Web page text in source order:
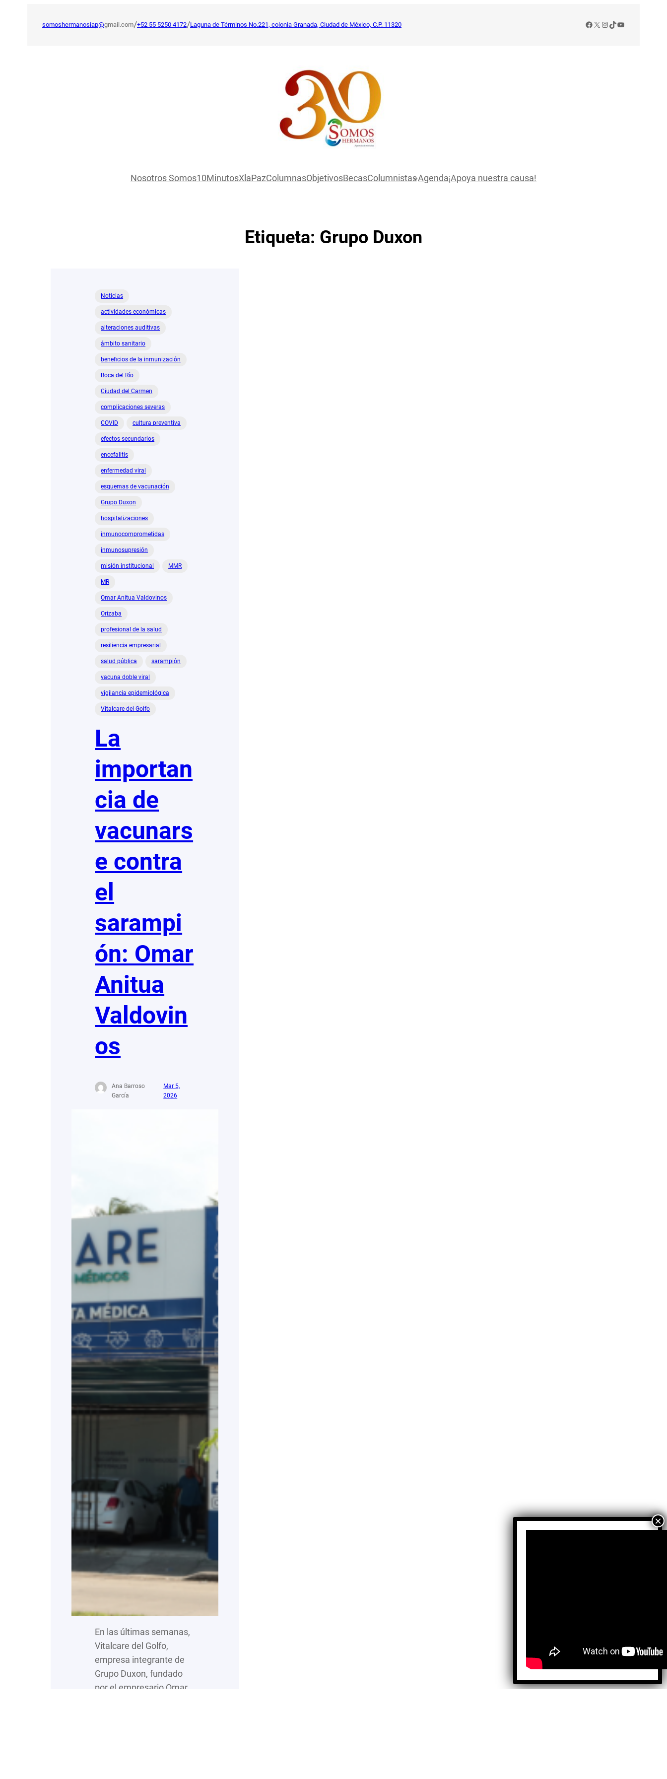
somoshermanosiap@gmail.com/+52 55 5250 4172/Laguna de Términos No.221, colonia Granada, Ciudad de México, C.P. 11320 Facebook
X Instagram
TikTok
YouTube
Nosotros Somos10MinutosXlaPazColumnasObjetivosBecasColumnistasAgenda¡Apoya nuestra causa!
Etiqueta: Grupo Duxon
Noticias
actividades económicas
alteraciones auditivas
ámbito sanitario
beneficios de la inmunización
Boca del Río
Ciudad del Carmen
complicaciones severas
COVID cultura preventiva
efectos secundarios
encefalitis
enfermedad viral
esquemas de vacunación
Grupo Duxon
hospitalizaciones
inmunocomprometidas
inmunosupresión
misión institucional MMR
MR
Omar Anitua Valdovinos
Orizaba
profesional de la salud
resiliencia empresarial
salud pública sarampión
vacuna doble viral
vigilancia epidemiológica
Vitalcare del Golfo
La
importan
cia de
vacunars
e contra
el
sarampi
ón: Omar
Anitua
Valdovin
os
Ana Barroso
García
Mar 5,
2026
En las últimas semanas,
Vitalcare del Golfo,
empresa integrante de
Grupo Duxon, fundado
por el empresario Omar